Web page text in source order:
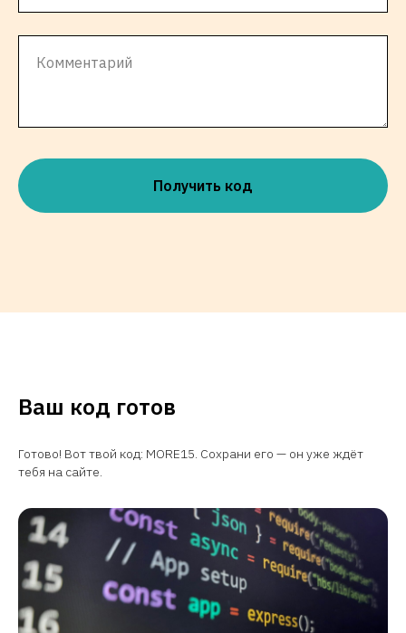
Комментарий
Получить код
Ваш код готов
Готово! Вот твой код: MORE15. Сохрани его — он уже ждёт
тебя на сайте.